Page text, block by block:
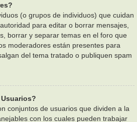
(o grupos de individuos) que cuidan
para editar o borrar mensajes,
borrar y separar temas en el foro que
moderadores están presentes para
del tema tratado o publiquen spam
conjuntos de usuarios que dividen a la
con los cuales pueden trabajar